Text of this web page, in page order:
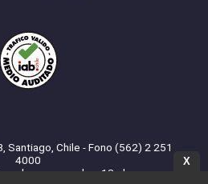
Santiago, Chile - Fono (562) 2 251
4000
reservados. 13.cl
X